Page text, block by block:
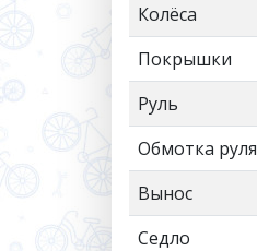
Колёса
Покрышки
Руль
Обмотка руля
Вынос
Седло